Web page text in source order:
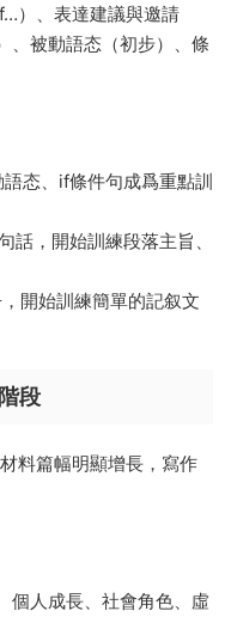
）、表達建議與邀請
、被動語态（初步）、條
語态、if條件句成爲重點訓
話，開始訓練段落主旨、
開始訓練簡單的記叙文
段
料篇幅明顯增長，寫作
個人成長、社會角色、虛